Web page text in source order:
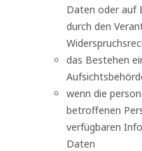
Daten oder auf
durch den
das Bestehen
wenn die
betroffenen
verfügbaren
Daten